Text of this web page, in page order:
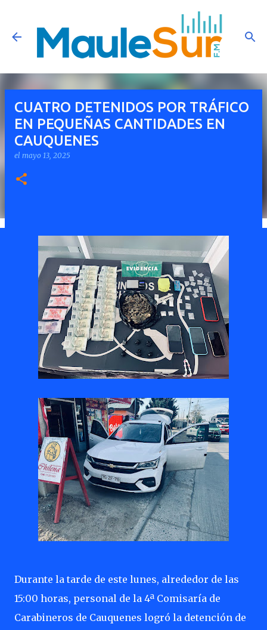
Ir al contenido principal
CUATRO DETENIDOS POR TRÁFICO
EN PEQUEÑAS CANTIDADES EN
CAUQUENES
el mayo 13, 2025
Durante la tarde de este lunes, alrededor de las
15:00 horas, personal de la 4ª Comisaría de
Carabineros de Cauquenes logró la detención de